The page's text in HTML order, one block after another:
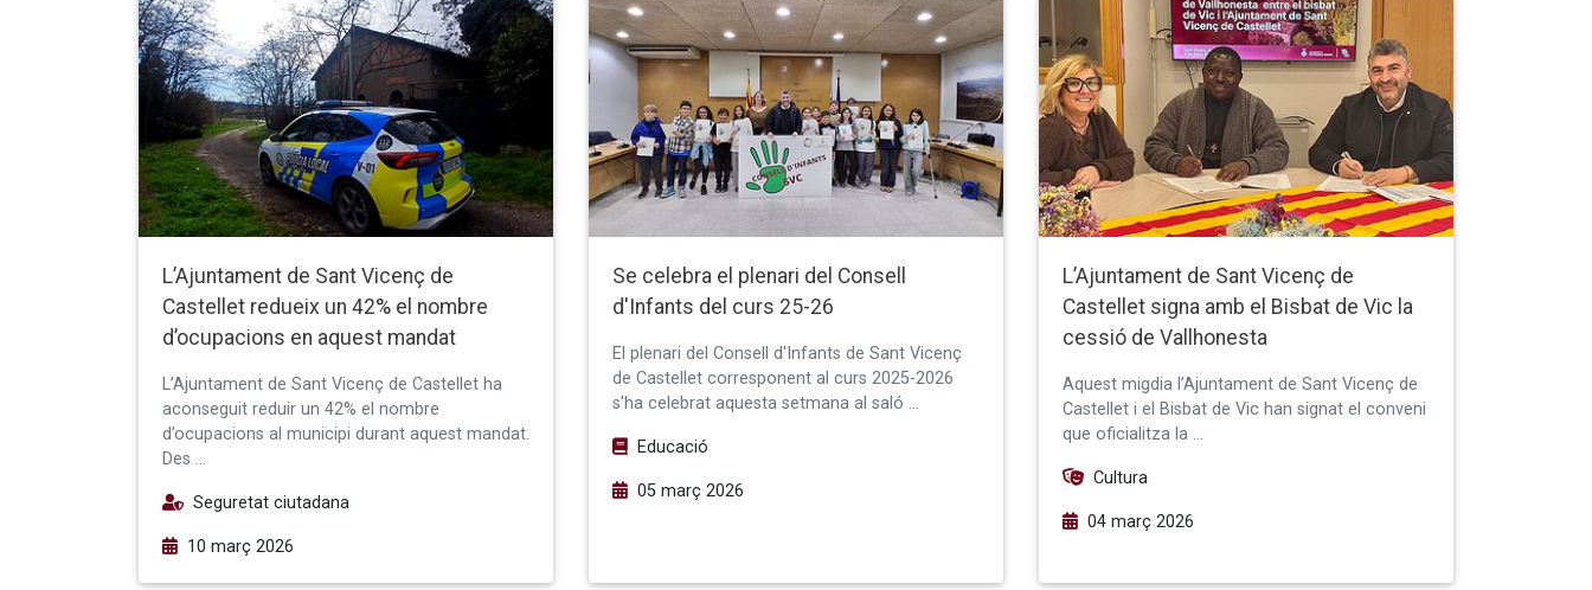
L’Ajuntament de Sant Vicenç de
Castellet redueix un 42% el nombre
d’ocupacions en aquest mandat
L’Ajuntament de Sant Vicenç de Castellet ha
aconseguit reduir un 42% el nombre
d’ocupacions al municipi durant aquest mandat.
Des …
Seguretat ciutadana
10 març 2026
Se celebra el plenari del Consell
d'Infants del curs 25-26
El plenari del Consell d'Infants de Sant Vicenç
de Castellet corresponent al curs 2025-2026
s'ha celebrat aquesta setmana al saló …
Educació
05 març 2026
L’Ajuntament de Sant Vicenç de
Castellet signa amb el Bisbat de Vic la
cessió de Vallhonesta
Aquest migdia l’Ajuntament de Sant Vicenç de
Castellet i el Bisbat de Vic han signat el conveni
que oficialitza la …
Cultura
04 març 2026